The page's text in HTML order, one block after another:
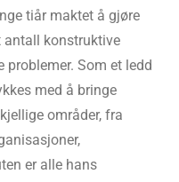
tiår maktet å gjøre
antall konstruktive
problemer. Som et ledd
med å bringe
områder, fra
er alle hans